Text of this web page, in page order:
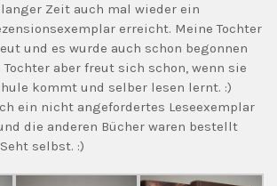
Zeit auch mal wieder ein
erreicht. Meine Tochter
und es wurde auch schon begonnen
aber freut sich schon, wenn sie
kommt und selber lesen lernt. :)
ein nicht angefordertes Leseexemplar
die anderen Bücher waren bestellt
selbst. :)